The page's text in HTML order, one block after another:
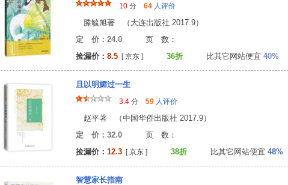
10 分 64 人评价
滕毓旭著 （大连出版社 2017.9）
定 价：24.0 页 数：
捡漏价： 8.5 [ 京东 ] 36折 比其它网站便宜 40%
且以明媚过一生
3.4 分 59 人评价
赵平著 （中国华侨出版社 2017.9）
定 价：32.0 页 数：
捡漏价： 12.3 [ 京东 ] 38折 比其它网站便宜 48%
智慧家长指南